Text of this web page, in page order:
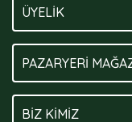
ÜYELİK
PAZARYERİ
BİZ KİMİZ